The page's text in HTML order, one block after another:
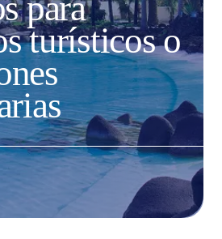
turísticos o